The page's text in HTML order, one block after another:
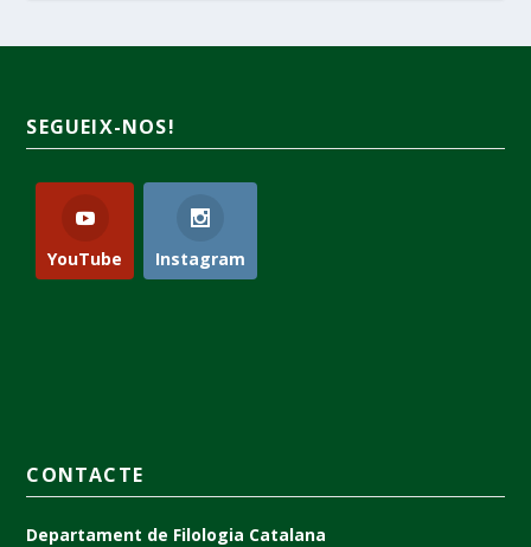
SEGUEIX-NOS!
YouTube Instagram
CONTACTE
Departament de Filologia Catalana